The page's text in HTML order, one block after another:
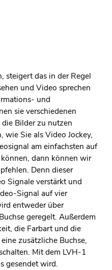
steigert das in der Regel
und Video sprechen
und
sie verschiedenen
Bilder zu nutzen
wie Sie als Video Jockey,
am einfachsten auf
dann können wir
Denn dieser
Signale verstärkt und
Signal auf vier
entweder über
geregelt. Außerdem
die Farbart und die
zusätzliche Buchse,
Mit dem LVH-1
gesendet wird.